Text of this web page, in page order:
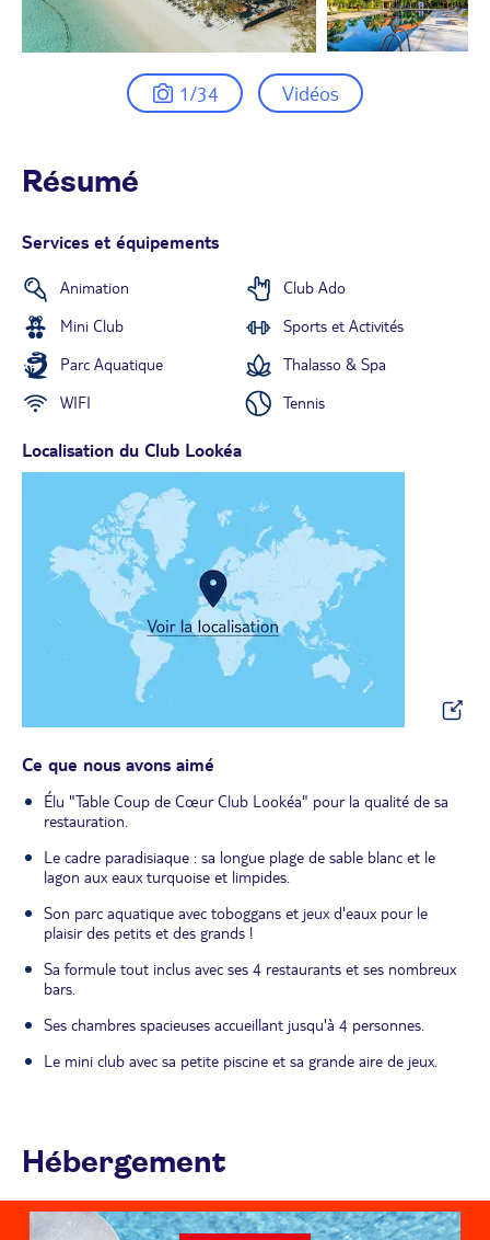
1/34 Vidéos
Résumé
Services et équipements
Animation
Club Ado
Mini Club
Sports et Activités
Parc Aquatique
Thalasso & Spa
WIFI
Tennis
Localisation du Club Lookéa
Ce que nous avons aimé
Élu "Table Coup de Cœur Club Lookéa" pour la qualité de sa
restauration.
Le cadre paradisiaque : sa longue plage de sable blanc et le
lagon aux eaux turquoise et limpides.
Son parc aquatique avec toboggans et jeux d'eaux pour le
plaisir des petits et des grands !
Sa formule tout inclus avec ses 4 restaurants et ses nombreux
bars.
Ses chambres spacieuses accueillant jusqu'à 4 personnes.
Le mini club avec sa petite piscine et sa grande aire de jeux.
Hébergement